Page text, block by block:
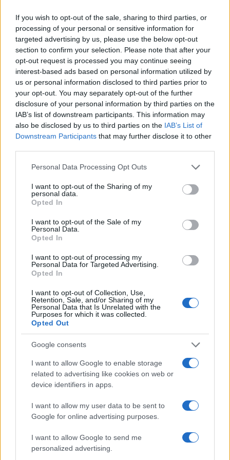
If you wish to opt-out of the sale, sharing to third parties, or
processing of your personal or sensitive information for
targeted advertising by us, please use the below opt-out
section to confirm your selection. Please note that after your
opt-out request is processed you may continue seeing
interest-based ads based on personal information utilized by
us or personal information disclosed to third parties prior to
your opt-out. You may separately opt-out of the further
disclosure of your personal information by third parties on the
IAB’s list of downstream participants. This information may
also be disclosed by us to third parties on the IAB’s List of
Downstream Participants that may further disclose it to other
Please note that this website/app uses one or more Google
not limited to your visit or usage behaviour. You may click to
grant or deny consent to Google and its third-party tags to
use your data for below specified purposes in below Google
consent section.
Personal Data Processing Opt Outs
I want to opt-out of the Sharing of my
personal data.
Opted In
I want to opt-out of the Sale of my
Personal Data.
Opted In
I want to opt-out of processing my
Personal Data for Targeted Advertising.
Opted In
I want to opt-out of Collection, Use,
Retention, Sale, and/or Sharing of my
Personal Data that Is Unrelated with the
Purposes for which it was collected.
Opted Out
Google consents
I want to allow Google to enable storage
related to advertising like cookies on web or
device identifiers in apps.
I want to allow my user data to be sent to
Google for online advertising purposes.
I want to allow Google to send me
personalized advertising.
Πιο δημοφιλή
1 Μύκονος: Βίντεο με τους αστυνομικούς να
εντοπίζουν την τσάντα Hermès και το
Rolex όπου άρπαξε Έλληνας οδηγός από
Ουκρανό τουρίστα
2Αυγερινός, Μουτσάτσου και ακόμη 20
αποχωρήσαμε για καρέκλες», αιχμές για
«συγκεντρωτικό μοντέλο»
για να παραλάβουν την 46χρονη για την
τραγωδία της Μαρφίν - Η διαδικασία που
θα ακολουθηθεί
Ψάθα: «Δεν υπήρξε τεχνικό πρόβλημα με
τα δύο ελικόπτερα» κατέθεσαν ο Βρετανός
χειριστής και ο Έλληνας διερμηνέας
Μητσοτάκης στην υπογραφή συμφωνίας
για την ηλεκτρική διασύνδεση Ελλάδας –
Κύπρου: «Ισχυρή ψήφος εμπιστοσύνης» η
Πιο σχολιασμένα
Έφυγαν οι συνεργάτες, μένει η Μαρία
Καρυστιανού - Η επόμενη μέρα για την
«Ελπίδα για τη Δημοκρατία»
Νέες απώλειες για την Καρυστιανού:
Παραιτήθηκαν Μουτσάτσου, Ιωαννίδου
αυταπάτη»
Canadair 515: Οι πρώτες εικόνες από την
επιχειρεί και τη νύχτα στα μέτωπα της
φωτιάς